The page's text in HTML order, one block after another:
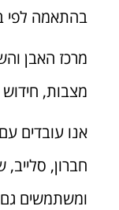
בהתאמה לפי
מרכז האבן
מצבות, חידוש
אנו עובדים
חברון, סלייב,
ומשתמשים